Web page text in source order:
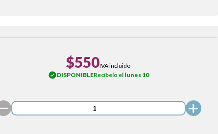
$550IVA incluido
DISPONIBLERecíbelo el lunes 10